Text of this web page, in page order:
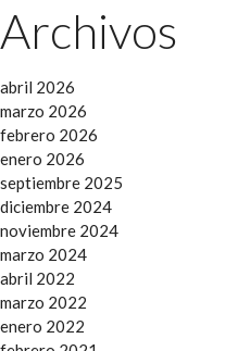
Archivos
abril 2026
marzo 2026
febrero 2026
enero 2026
septiembre 2025
diciembre 2024
noviembre 2024
marzo 2024
abril 2022
marzo 2022
enero 2022